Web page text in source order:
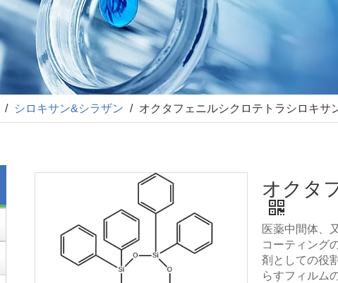
/ シロキサン&シラザン / オクタフェニルシクロテトラシロキサ
オクタ
医薬中間体、
コーティング
剤としての役
らすフィルム